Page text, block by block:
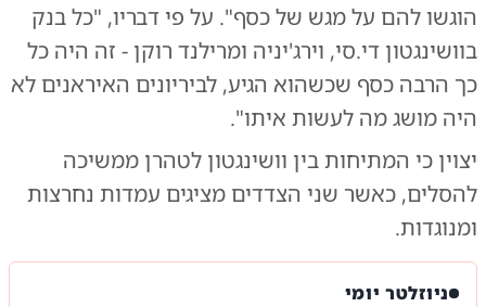
הוגשו להם על מגש של כסף". על פי דבריו, "כל בנק
בוושינגטון די.סי, וירג'יניה ומרילנד רוקן - זה היה כל
כך הרבה כסף שכשהוא הגיע, לביריונים האיראנים לא
היה מושג מה לעשות איתו".
יצוין כי המתיחות בין וושינגטון לטהרן ממשיכה
להסלים, כאשר שני הצדדים מציגים עמדות נחרצות
ומנוגדות.
ניוזלטר יומי